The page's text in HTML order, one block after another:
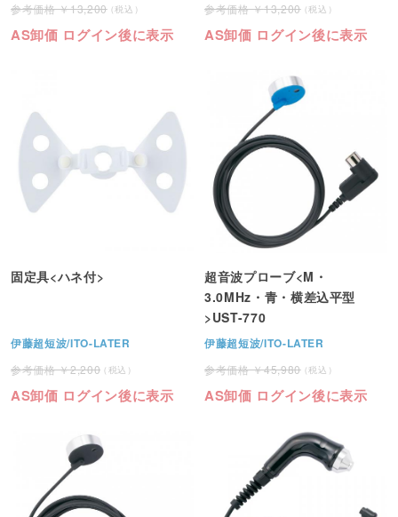
13,200
AS卸価 ログイン後に表示
13,200
AS卸価 ログイン後に表示
固定具<ハネ付>
伊藤超短波/ITO-LATER
2,200
AS卸価 ログイン後に表示
超音波プローブ<M・
3.0MHz・青・横差込平型
>UST-770
伊藤超短波/ITO-LATER
45,980
AS卸価 ログイン後に表示